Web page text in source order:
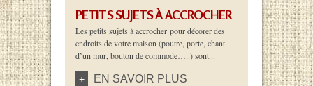
PETITS SUJETS À ACCROCHER
Les petits sujets à accrocher pour décorer des
endroits de votre maison (poutre, porte, chant
d’un mur, bouton de commode…..) sont...
+ EN SAVOIR PLUS